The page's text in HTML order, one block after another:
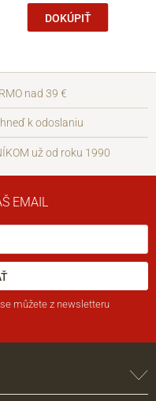
DOKÚPIŤ
nad 39 €
k odoslaniu
už od roku 1990
EMAIL
můžete z newsletteru